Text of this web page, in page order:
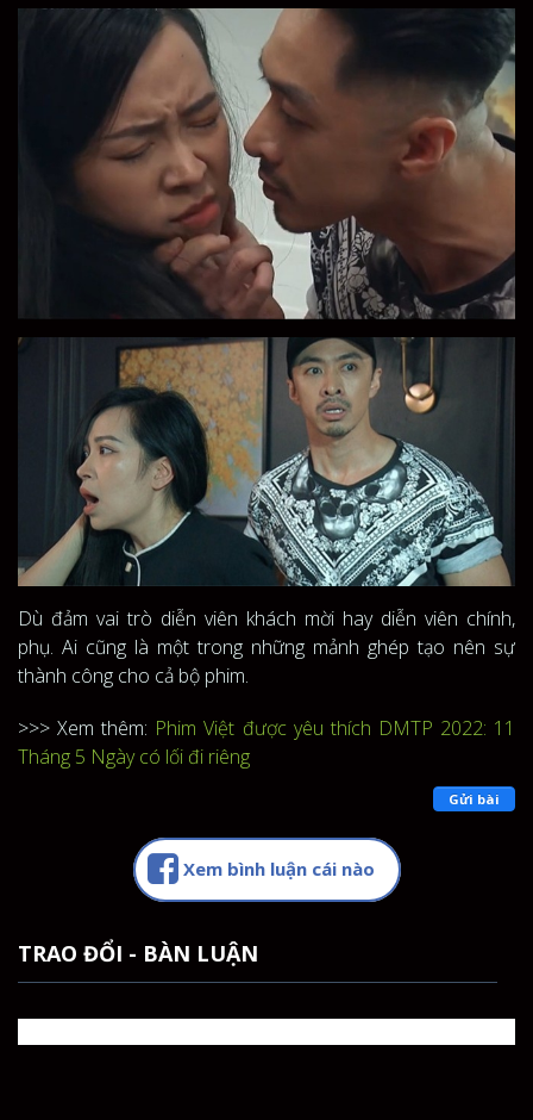
Dù đảm vai trò diễn viên khách mời hay diễn viên chính,
phụ. Ai cũng là một trong những mảnh ghép tạo nên sự
thành công cho cả bộ phim.
>>> Xem thêm: Phim Việt được yêu thích DMTP 2022: 11
Tháng 5 Ngày có lối đi riêng
Gửi bài
Xem bình luận cái nào
TRAO ĐỔI - BÀN LUẬN